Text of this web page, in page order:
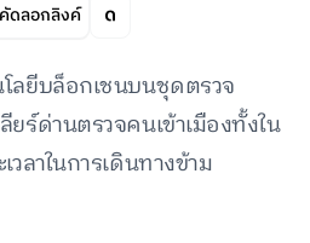
คัดลอกลิงค์
ลยีบล็อกเชนบนชุดตรวจ
ยร์ด่านตรวจคนเข้าเมืองทั้งใน
วลาในการเดินทางข้าม